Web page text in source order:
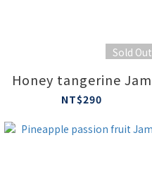
Sold Out
Honey tangerine Jam
NT$290